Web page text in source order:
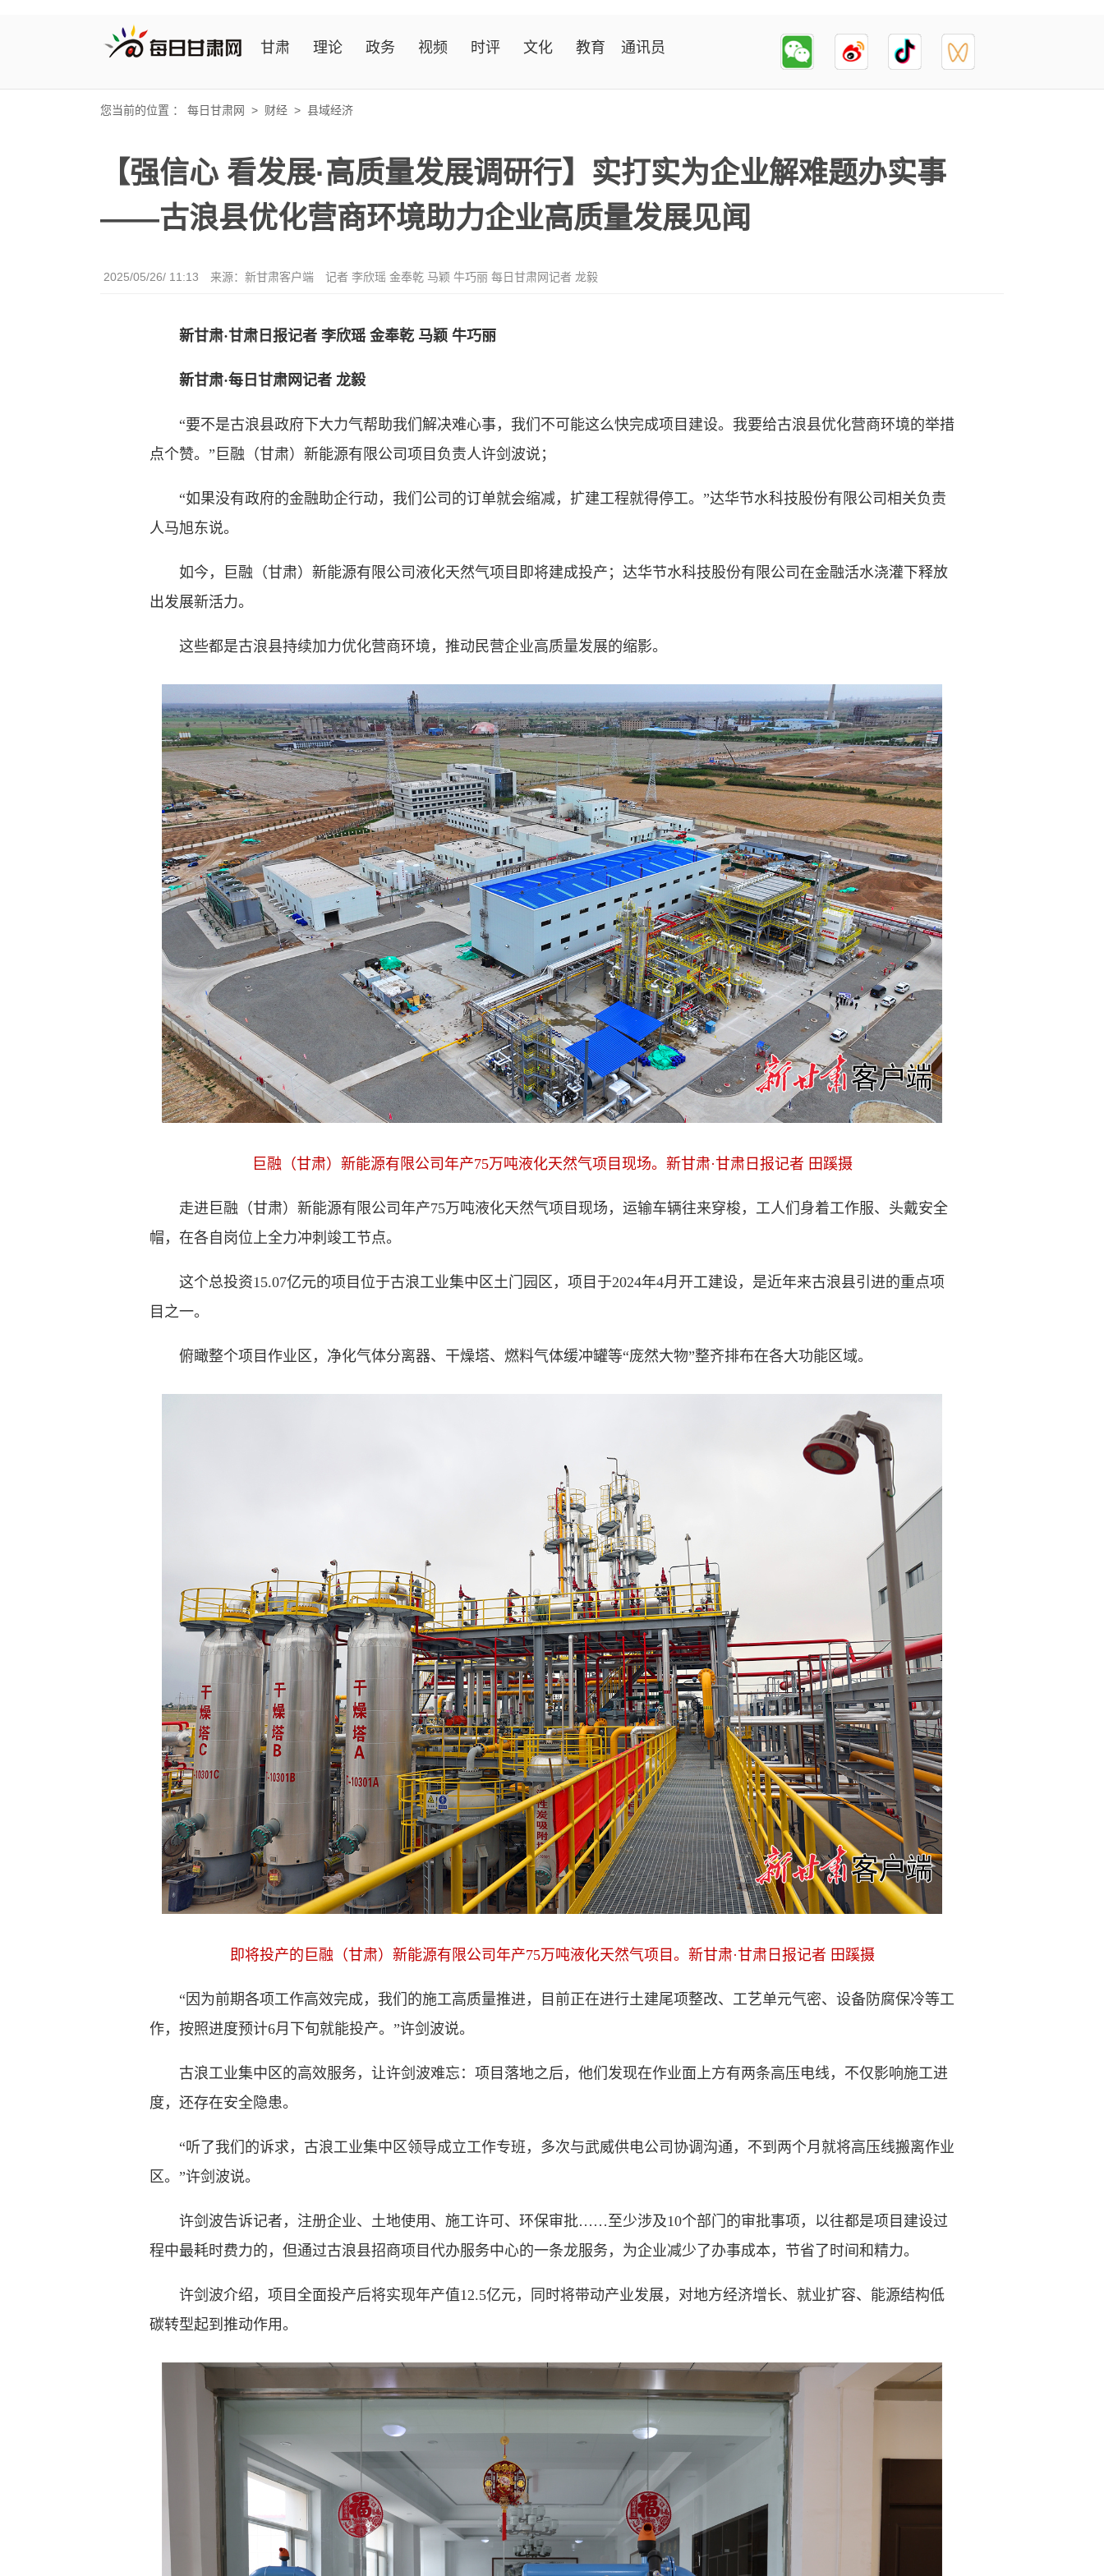
甘肃 理论 政务 视频 时评 文化 教育 通讯员
您当前的位置 ： 每日甘肃网 > 财经 > 县域经济
【强信心 看发展·高质量发展调研行】实打实为企业解难题办实事
——古浪县优化营商环境助力企业高质量发展见闻
2025/05/26/ 11:13 来源：新甘肃客户端 记者 李欣瑶 金奉乾 马颖 牛巧丽 每日甘肃网记者 龙毅
新甘肃·甘肃日报记者 李欣瑶 金奉乾 马颖 牛巧丽
新甘肃·每日甘肃网记者 龙毅
“要不是古浪县政府下大力气帮助我们解决难心事，我们不可能这么快完成项目建设。我要给古浪县优化营商环境的举措
点个赞。”巨融（甘肃）新能源有限公司项目负责人许剑波说；
“如果没有政府的金融助企行动，我们公司的订单就会缩减，扩建工程就得停工。”达华节水科技股份有限公司相关负责
人马旭东说。
如今，巨融（甘肃）新能源有限公司液化天然气项目即将建成投产；达华节水科技股份有限公司在金融活水浇灌下释放
出发展新活力。
这些都是古浪县持续加力优化营商环境，推动民营企业高质量发展的缩影。
巨融（甘肃）新能源有限公司年产75万吨液化天然气项目现场。新甘肃·甘肃日报记者 田蹊摄
走进巨融（甘肃）新能源有限公司年产75万吨液化天然气项目现场，运输车辆往来穿梭，工人们身着工作服、头戴安全
帽，在各自岗位上全力冲刺竣工节点。
这个总投资15.07亿元的项目位于古浪工业集中区土门园区，项目于2024年4月开工建设，是近年来古浪县引进的重点项
目之一。
俯瞰整个项目作业区，净化气体分离器、干燥塔、燃料气体缓冲罐等“庞然大物”整齐排布在各大功能区域。
即将投产的巨融（甘肃）新能源有限公司年产75万吨液化天然气项目。新甘肃·甘肃日报记者 田蹊摄
“因为前期各项工作高效完成，我们的施工高质量推进，目前正在进行土建尾项整改、工艺单元气密、设备防腐保冷等工
作，按照进度预计6月下旬就能投产。”许剑波说。
古浪工业集中区的高效服务，让许剑波难忘：项目落地之后，他们发现在作业面上方有两条高压电线，不仅影响施工进
度，还存在安全隐患。
“听了我们的诉求，古浪工业集中区领导成立工作专班，多次与武威供电公司协调沟通，不到两个月就将高压线搬离作业
区。”许剑波说。
许剑波告诉记者，注册企业、土地使用、施工许可、环保审批……至少涉及10个部门的审批事项，以往都是项目建设过
程中最耗时费力的，但通过古浪县招商项目代办服务中心的一条龙服务，为企业减少了办事成本，节省了时间和精力。
许剑波介绍，项目全面投产后将实现年产值12.5亿元，同时将带动产业发展，对地方经济增长、就业扩容、能源结构低
碳转型起到推动作用。